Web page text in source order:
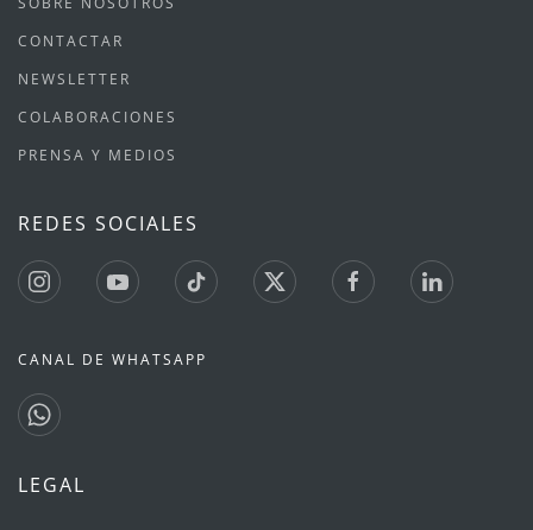
CONTACTAR
NEWSLETTER
COLABORACIONES
PRENSA Y MEDIOS
REDES SOCIALES
CANAL DE WHATSAPP
LEGAL